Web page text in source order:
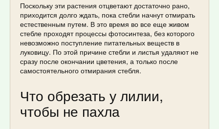
Поскольку эти растения отцветают достаточно рано,
приходится долго ждать, пока стебли начнут отмирать
естественным путем. В это время во все еще живом
стебле проходят процессы фотосинтеза, без которого
невозможно поступление питательных веществ в
луковицу. По этой причине стебли и листья удаляют не
сразу после окончании цветения, а только после
самостоятельного отмирания стебля.
Что обрезать у лилии,
чтобы не пахла